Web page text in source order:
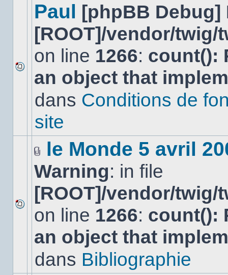
Aucun
nouveau
message
non-
dans
Paul [phpBB Debug]
[ROOT]/vendor/
on line 1266: count():
an object that
dans Conditions de
site
Aucun
nouveau
message
non-
dans
joint(s)
le Monde 5 avril
Warning: in file
[ROOT]/vendor/
on line 1266: count():
an object that
dans Bibliographie